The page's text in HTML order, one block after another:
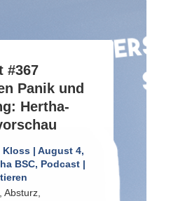
#367
Panik und
Hertha-
Kloss| August 4,
BSC, Podcast|
Absturz,